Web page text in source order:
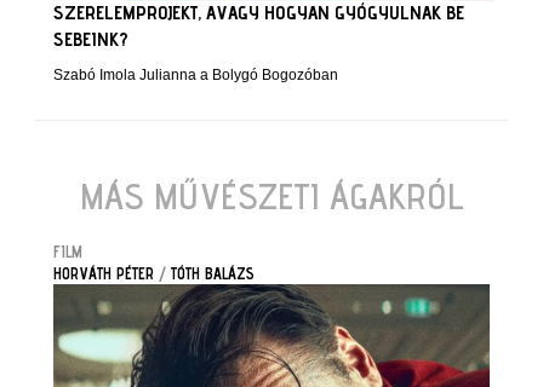
SZERELEMPROJEKT, AVAGY HOGYAN GYÓGYULNAK BE
SEBEINK?
Szabó Imola Julianna a Bolygó Bogozóban
MÁS MŰVÉSZETI ÁGAKRÓL
FILM
HORVÁTH PÉTER / TÓTH BALÁZS